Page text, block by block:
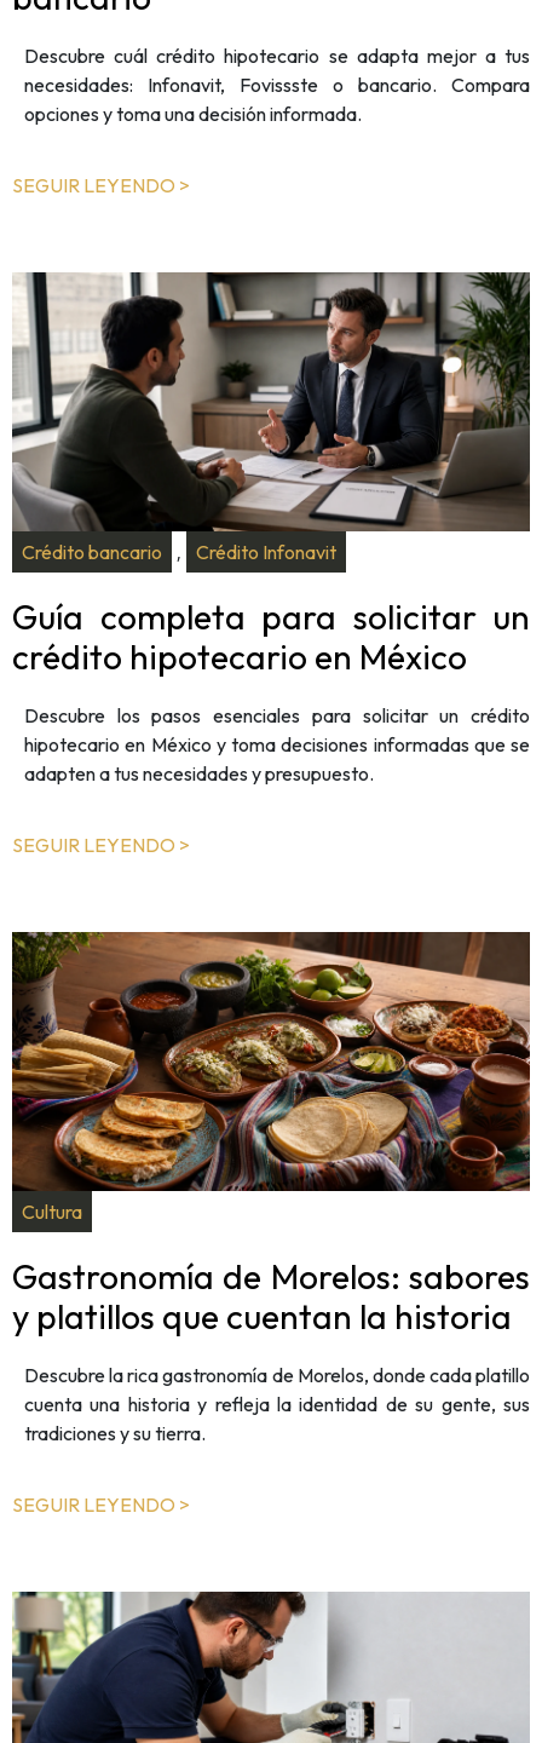
Descubre cuál crédito hipotecario se adapta mejor a tus
necesidades: Infonavit, Fovissste o bancario. Compara
opciones y toma una decisión informada.
SEGUIR LEYENDO >
Crédito bancario , Crédito Infonavit
Guía completa para solicitar un
crédito hipotecario en México
Descubre los pasos esenciales para solicitar un crédito
hipotecario en México y toma decisiones informadas que se
adapten a tus necesidades y presupuesto.
SEGUIR LEYENDO >
Cultura
Gastronomía de Morelos: sabores
y platillos que cuentan la historia
Descubre la rica gastronomía de Morelos, donde cada platillo
cuenta una historia y refleja la identidad de su gente, sus
tradiciones y su tierra.
SEGUIR LEYENDO >